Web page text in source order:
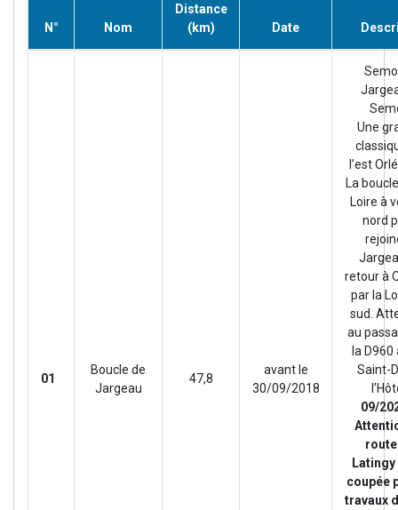
N° Nom
Distance
(km)
Date
01
Boucle de
Jargeau
47,8
avant le
30/09/2018
Une
l’est
La
Loire à
nord
retour à
par la
sud.
au
la
Saint-
09/
coupée
travaux